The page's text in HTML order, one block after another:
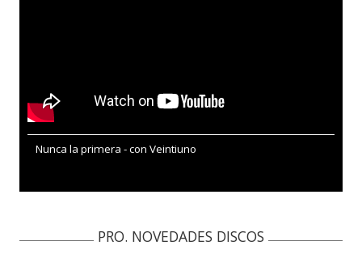
Nunca la primera - con Veintiuno
PRO. NOVEDADES DISCOS